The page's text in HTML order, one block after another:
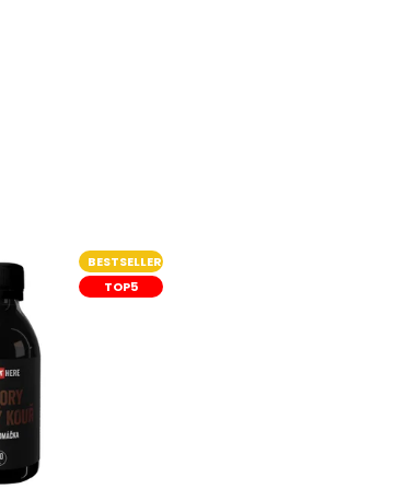
BESTSELLER
TOP5